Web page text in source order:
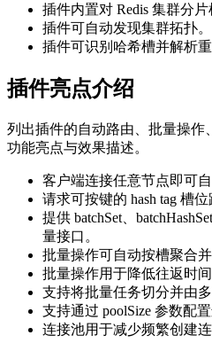
插件内置对 Redis 集群分片
插件可自动发现集群拓扑。
插件可识别哈希槽并解析重
插件亮点介绍
列出插件的自动路由、批量操作
功能亮点与效果描述。
客户端连接任意节点即可
请求可按键的 hash tag 槽
提供 batchSet、
量接口。
批量操作可自动按槽聚合
批量操作用于降低往返时
支持将批量任务切分并由多
支持通过 poolSize 参数配置
连接池用于减少频繁创建